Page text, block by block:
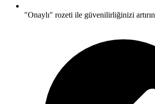
"Onaylı" rozeti ile güvenilirliğinizi artırın